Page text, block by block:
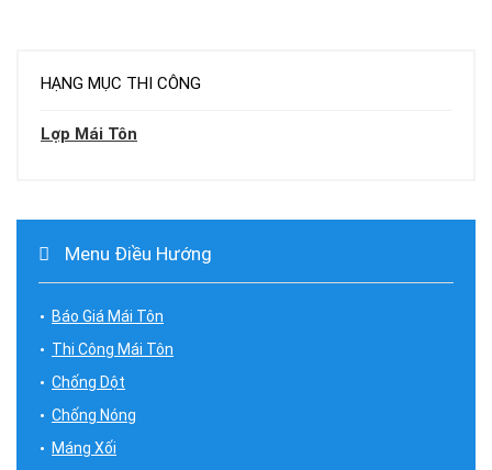
HẠNG MỤC THI CÔNG
Lợp Mái Tôn
Menu Điều Hướng
Báo Giá Mái Tôn
Thi Công Mái Tôn
Chống Dột
Chống Nóng
Máng Xối